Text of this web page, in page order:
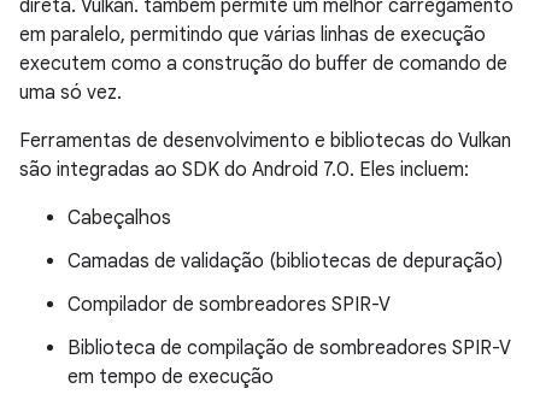
direta. Vulkan. também permite um melhor carregamento
em paralelo, permitindo que várias linhas de execução
executem como a construção do buffer de comando de
uma só vez.
Ferramentas de desenvolvimento e bibliotecas do Vulkan
são integradas ao SDK do Android 7.0. Eles incluem:
Cabeçalhos
Camadas de validação (bibliotecas de depuração)
Compilador de sombreadores SPIR-V
Biblioteca de compilação de sombreadores SPIR-V
em tempo de execução